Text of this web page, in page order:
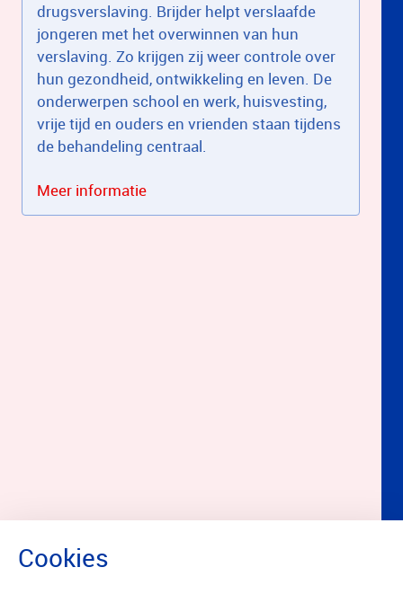
drugsverslaving. Brijder helpt verslaafde
jongeren met het overwinnen van hun
verslaving. Zo krijgen zij weer controle over
hun gezondheid, ontwikkeling en leven. De
onderwerpen school en werk, huisvesting,
vrije tijd en ouders en vrienden staan tijdens
de behandeling centraal.
Meer informatie